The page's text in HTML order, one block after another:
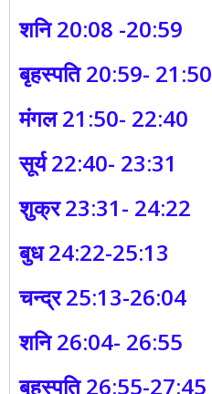
शनि 20:08 -20:59
बृहस्पति 20:59- 21:50
मंगल 21:50- 22:40
सूर्य 22:40- 23:31
शुक्र 23:31- 24:22
बुध 24:22-25:13
चन्द्र 25:13-26:04
शनि 26:04- 26:55
बृहस्पति 26:55-27:45